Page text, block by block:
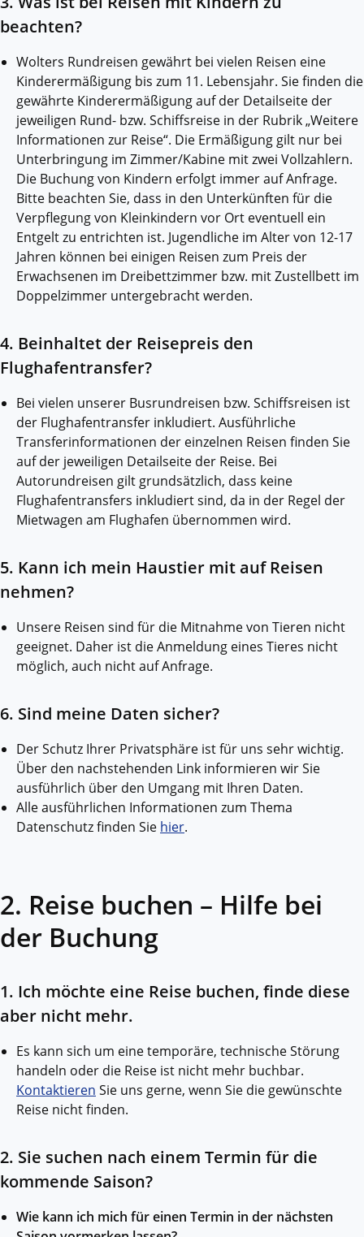
beachten?
Wolters Rundreisen gewährt bei vielen Reisen eine
Kinderermäßigung bis zum 11. Lebensjahr. Sie finden die
gewährte Kinderermäßigung auf der Detailseite der
jeweiligen Rund- bzw. Schiffsreise in der Rubrik „Weitere
Informationen zur Reise“. Die Ermäßigung gilt nur bei
Unterbringung im Zimmer/Kabine mit zwei Vollzahlern.
Die Buchung von Kindern erfolgt immer auf Anfrage.
Bitte beachten Sie, dass in den Unterkünften für die
Verpflegung von Kleinkindern vor Ort eventuell ein
Entgelt zu entrichten ist. Jugendliche im Alter von 12-17
Jahren können bei einigen Reisen zum Preis der
Erwachsenen im Dreibettzimmer bzw. mit Zustellbett im
Doppelzimmer untergebracht werden.
4. Beinhaltet der Reisepreis den
Flughafentransfer?
Bei vielen unserer Busrundreisen bzw. Schiffsreisen ist
der Flughafentransfer inkludiert. Ausführliche
Transferinformationen der einzelnen Reisen finden Sie
auf der jeweiligen Detailseite der Reise. Bei
Autorundreisen gilt grundsätzlich, dass keine
Flughafentransfers inkludiert sind, da in der Regel der
Mietwagen am Flughafen übernommen wird.
5. Kann ich mein Haustier mit auf Reisen
nehmen?
Unsere Reisen sind für die Mitnahme von Tieren nicht
geeignet. Daher ist die Anmeldung eines Tieres nicht
möglich, auch nicht auf Anfrage.
6. Sind meine Daten sicher?
Der Schutz Ihrer Privatsphäre ist für uns sehr wichtig.
Über den nachstehenden Link informieren wir Sie
ausführlich über den Umgang mit Ihren Daten.
Alle ausführlichen Informationen zum Thema
Datenschutz finden Sie hier.
2. Reise buchen – Hilfe bei
der Buchung
1. Ich möchte eine Reise buchen, finde diese
aber nicht mehr.
Es kann sich um eine temporäre, technische Störung
handeln oder die Reise ist nicht mehr buchbar.
Kontaktieren Sie uns gerne, wenn Sie die gewünschte
Reise nicht finden.
2. Sie suchen nach einem Termin für die
kommende Saison?
Wie kann ich mich für einen Termin in der nächsten